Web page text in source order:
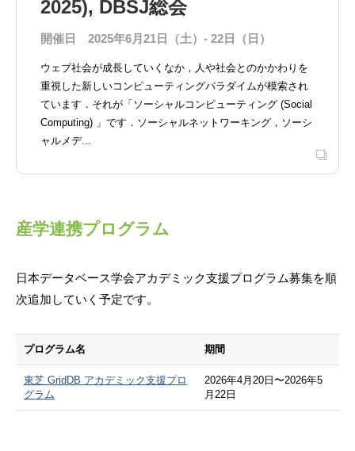
2025), DBSJ総会
開催日 2025年6月21日（土）- 22日（日）
ウェブ社会が成長していくなか，人や社会とのかかわりを
重視した新しいコンピューティングパラダイムが模索され
ています．それが「ソーシャルコンピューティング (Social
Computing) 」です．ソーシャルネットワーキング，ソーシ
ャルメデ...
産学連携プログラム
日本データベース学会アカデミック支援プログラム募集を順
次追加していく予定です。
プログラム名 期間
東芝 GridDB アカデミック支援プロ
グラム
2026年4月20日〜2026年5
月22日